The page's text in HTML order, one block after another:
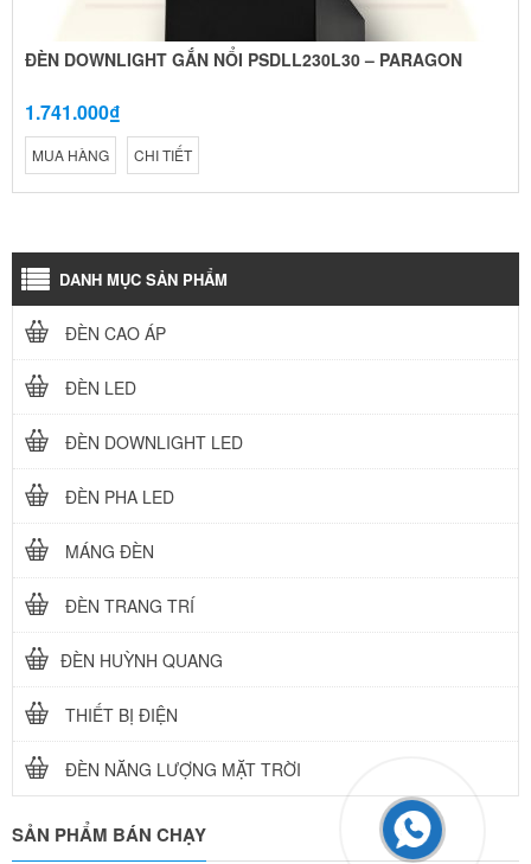
ĐÈN DOWNLIGHT GẮN NỔI PSDLL230L30 – PARAGON
1.741.000₫
MUA HÀNG CHI TIẾT
DANH MỤC SẢN PHẨM
ĐÈN CAO ÁP
ĐÈN LED
ĐÈN DOWNLIGHT LED
ĐÈN PHA LED
MÁNG ĐÈN
ĐÈN TRANG TRÍ
ĐÈN HUỲNH QUANG
THIẾT BỊ ĐIỆN
ĐÈN NĂNG LƯỢNG MẶT TRỜI
SẢN PHẨM BÁN CHẠY